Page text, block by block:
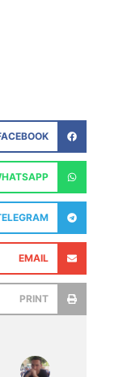
FACEBOOK
WHATSAPP
TELEGRAM
אנטון